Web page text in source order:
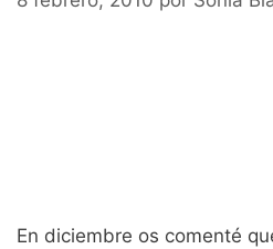
En diciembre os comenté